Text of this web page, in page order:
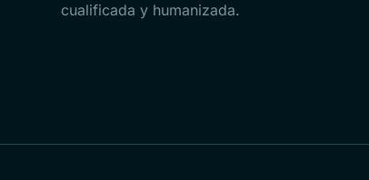
cualificada y humanizada.